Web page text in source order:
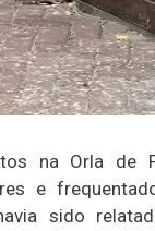
na Orla de
e
sido